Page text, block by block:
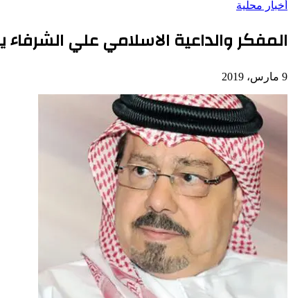
أخبار محلية
المفكر والداعية الاسلامي علي
9 مارس، 2019